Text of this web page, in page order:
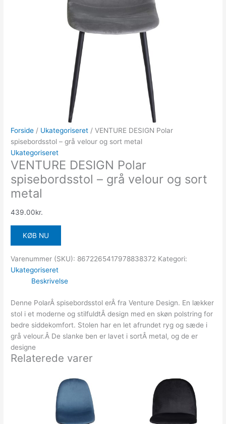
Forside / Ukategoriseret / VENTURE DESIGN Polar
spisebordsstol – grå velour og sort metal
Ukategoriseret
VENTURE DESIGN Polar
spisebordsstol – grå velour og sort
metal
439.00kr.
KØB NU
Varenummer (SKU): 8672265417978838372 Kategori:
Ukategoriseret
Beskrivelse
Denne PolarÂ spisebordsstol erÂ fra Venture Design. En lækker
stol i et moderne og stilfuldtÂ design med en skøn polstring for
bedre siddekomfort. Stolen har en let afrundet ryg og sæde i
grå velour.Â De slanke ben er lavet i sortÂ metal, og de er
designe
Relaterede varer